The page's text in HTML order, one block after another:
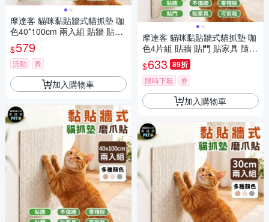
摩達客 貓咪黏貼牆式貓抓墊 咖
色40*100cm 兩入組 貼牆 貼門
貼家具 隨處可貼附背膠 可剪
裁 不易殘膠 不易傷牆
$579
活動 券
加入購物車
摩達客 貓咪黏貼牆式貓抓墊 咖
色4片組 貼牆 貼門 貼家具 隨處
可貼附背膠 可剪裁 不易殘膠 不
易傷牆
$633 89折
限時下殺 券
加入購物車